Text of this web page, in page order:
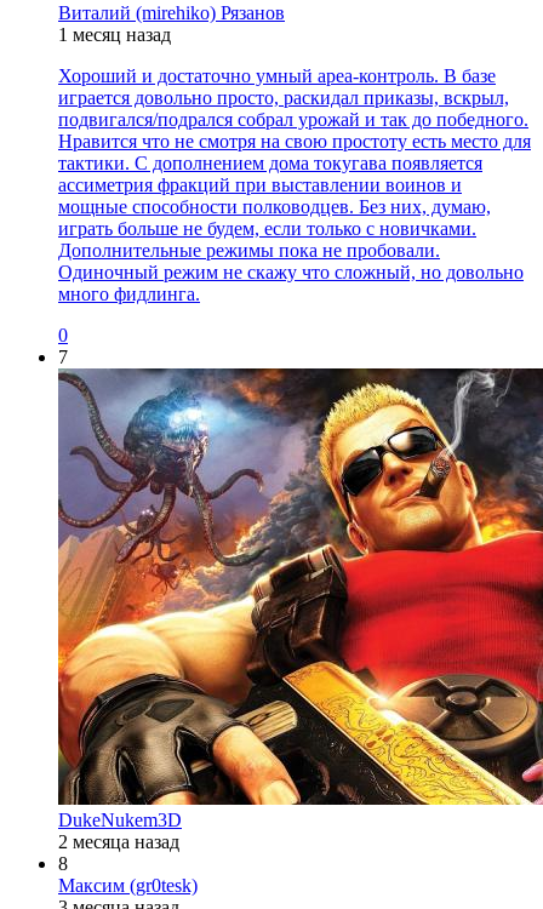
Виталий (mirehiko) Рязанов
1 месяц назад
Хороший и достаточно умный ареа-контроль. В базе
играется довольно просто, раскидал приказы, вскрыл,
подвигался/подрался собрал урожай и так до победного.
Нравится что не смотря на свою простоту есть место для
тактики. С дополнением дома токугава появляется
ассиметрия фракций при выставлении воинов и
мощные способности полководцев. Без них, думаю,
играть больше не будем, если только с новичками.
Дополнительные режимы пока не пробовали.
Одиночный режим не скажу что сложный, но довольно
много фидлинга.
0
7
DukeNukem3D
2 месяца назад
8
Максим (gr0tesk)